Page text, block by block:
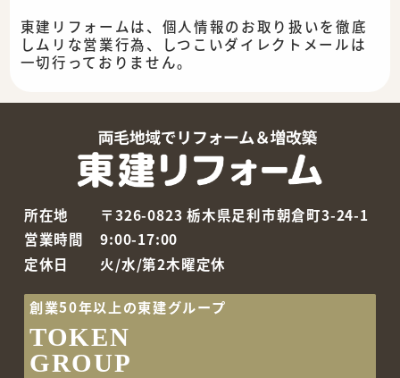
東建リフォームは、個人情報のお取り扱いを徹底
しムリな営業行為、しつこいダイレクトメールは
一切行っておりません。
所在地
〒326-0823 栃木県足利市朝倉町3-24-1
営業時間
9:00-17:00
定休日
火/水/第2木曜定休
創業50年以上の東建グループ
TOKEN
GROUP